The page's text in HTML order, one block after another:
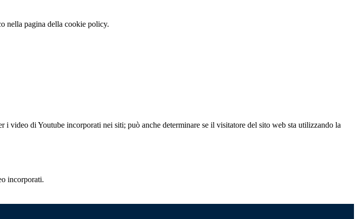
nella pagina della cookie policy.
i video di Youtube incorporati nei siti; può anche determinare se il visitatore del sito web sta utilizzando la
incorporati.